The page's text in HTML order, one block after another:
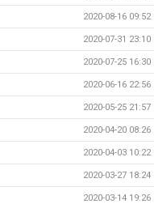
2020-08-16 09:52
2020-07-31 23:10
2020-07-25 16:30
2020-06-16 22:56
2020-05-25 21:57
2020-04-20 08:26
2020-04-03 10:22
2020-03-27 18:24
2020-03-14 19:26